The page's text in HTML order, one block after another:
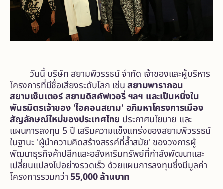
วันนี้ บริษัท สยามพิวรรธน์ จำกัด เจ้าของและผู้บริหาร
โครงการที่มีชื่อเสียงระดับโลก เช่นสยามพารากอน
สยามเซ็นเตอร์ สยามดิสคัฟเวอรี่ ฯลฯ และเป็นหนึ่งใน
พันธมิตรเจ้าของ 'ไอคอนสยาม' อภิมหาโครงการเมือง
สัญลักษณ์ใหม่ของประเทศไทย ประกาศนโยบาย และ
แผนการลงทุน 5 ปี เสริมความแข็งแกร่งของสยามพิวรรธน์
ในฐานะ 'ผู้นำความคิดสร้างสรรค์ที่ล้ำสมัย' ของวงการผู้
พัฒนาธุรกิจค้าปลีกและอสังหาริมทรัพย์ที่กำลังพัฒนาและ
เปลี่ยนแปลงไปอย่างรวดเร็ว ด้วยแผนการลงทุนซึ่งมีมูลค่า
โครงการรวมกว่า55,000 ล้านบาท